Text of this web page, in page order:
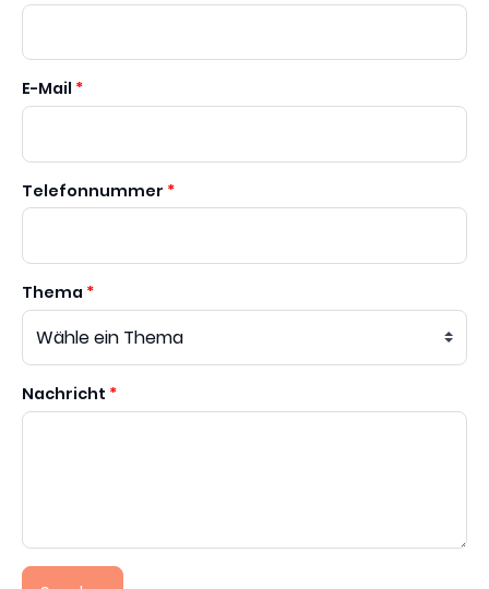
E-Mail
Telefonnummer
Thema
Nachricht